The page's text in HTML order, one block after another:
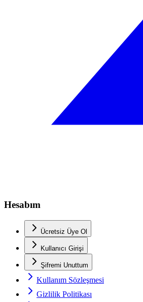
Hesabım
Ücretsiz Üye Ol
Kullanıcı Girişi
Şifremi Unuttum
Kullanım Sözleşmesi
Gizlilik Politikası